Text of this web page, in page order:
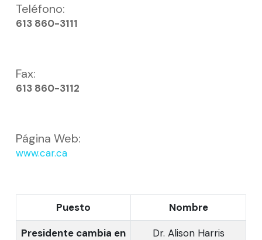
Teléfono:
613 860-3111
Fax:
613 860-3112
Página Web:
www.car.ca
Puesto
Nombre
Presidente cambia en
Dr. Alison Harris